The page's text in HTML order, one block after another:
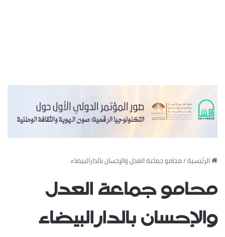
‏الرئيسية/محامو جماعة العدل والإحسان بالدارالبيضاء
محامو جماعة العدل
والإحسان بالدارالبيضاء